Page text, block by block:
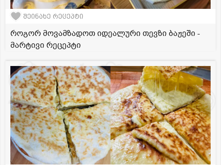
შეინახე რეცეპტი
როგორ მოვამზადოთ იდეალური თევზი ბაჟეში -
მარტივი რეცეპტი